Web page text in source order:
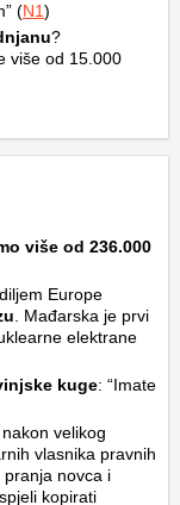
(N1)
?
više od 15.000
više od 236.000
Europe
. Mađarska je prvi
elektrane
kuge: “Imate
velikog
vlasnika pravnih
novca i
kopirati